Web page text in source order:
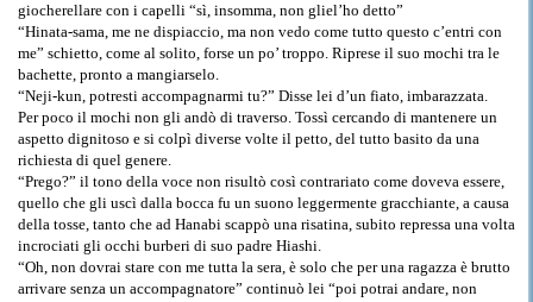
giocherellare con i capelli “sì, insomma, non gliel’ho detto”
“Hinata-sama, me ne dispiaccio, ma non vedo come tutto questo c’entri con
me” schietto, come al solito, forse un po’ troppo. Riprese il suo mochi tra le
bachette, pronto a mangiarselo.
“Neji-kun, potresti accompagnarmi tu?” Disse lei d’un fiato, imbarazzata.
Per poco il mochi non gli andò di traverso. Tossì cercando di mantenere un
aspetto dignitoso e si colpì diverse volte il petto, del tutto basito da una
richiesta di quel genere.
“Prego?” il tono della voce non risultò così contrariato come doveva essere,
quello che gli uscì dalla bocca fu un suono leggermente gracchiante, a causa
della tosse, tanto che ad Hanabi scappò una risatina, subito repressa una volta
incrociati gli occhi burberi di suo padre Hiashi.
“Oh, non dovrai stare con me tutta la sera, è solo che per una ragazza è brutto
arrivare senza un accompagnatore” continuò lei “poi potrai andare, non